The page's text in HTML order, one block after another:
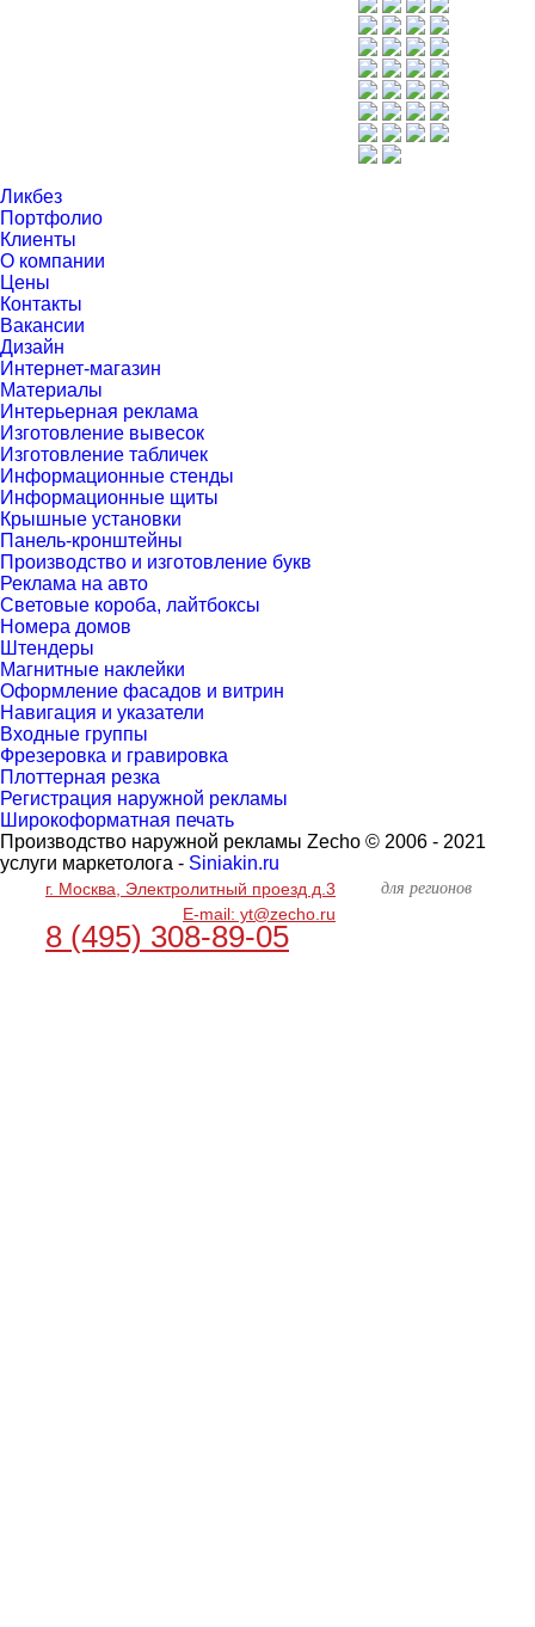
Ликбез
Портфолио
Клиенты
О компании
Цены
Контакты
Вакансии
Дизайн
Интернет-магазин
Материалы
Интерьерная реклама
Изготовление вывесок
Изготовление табличек
Информационные стенды
Информационные щиты
Крышные установки
Панель-кронштейны
Производство и изготовление букв
Реклама на авто
Световые короба, лайтбоксы
Номера домов
Штендеры
Магнитные наклейки
Оформление фасадов и витрин
Навигация и указатели
Входные группы
Фрезеровка и гравировка
Плоттерная резка
Регистрация наружной рекламы
Широкоформатная печать
Производство наружной рекламы Zecho © 2006 - 2021
услуги маркетолога - Siniakin.ru
г. Москва, Электролитный проезд д.3
E-mail: yt@zecho.ru
для регионов
8 (495) 308-89-05